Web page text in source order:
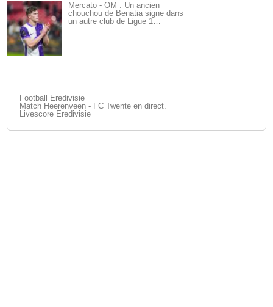
Mercato - OM : Un ancien
chouchou de Benatia signe dans
un autre club de Ligue 1…
Football Eredivisie
Match Heerenveen - FC Twente en direct.
Livescore Eredivisie